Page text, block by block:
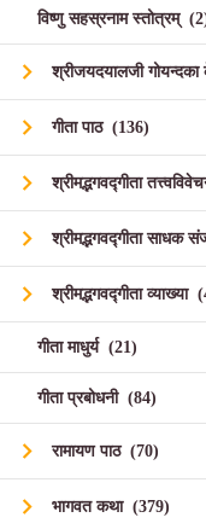
विष्णु सहस्रनाम स्तोत्रम् (2
श्रीजयदयालजी
गीता पाठ (136)
श्रीमद्भगवद्गीता
श्रीमद्भगवद्गीता साधक
श्रीमद्भगवद्गीता व्याख्या (
गीता माधुर्य (21)
गीता प्रबोधनी (84)
रामायण पाठ (70)
भागवत कथा (379)